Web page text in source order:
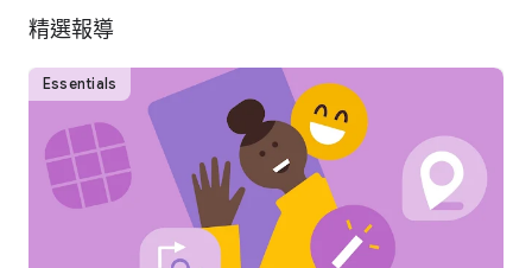
• 非破壞性編輯：隨時輕鬆復原變更，或還原為原始相片
項設定
== 專業工具和濾鏡 ==
• Snapseed 相機：直接套用喜愛的底片模擬效果或自訂預設選
項拍攝，即時呈現獨特風格，省下編輯步驟
• 調整：自動或手動調整曝光度和色彩，精準控制各項設定
• 一鍵遮罩：運用智慧技術精準選取主體或背景，輕鬆編輯特定
精選報導
Essentials